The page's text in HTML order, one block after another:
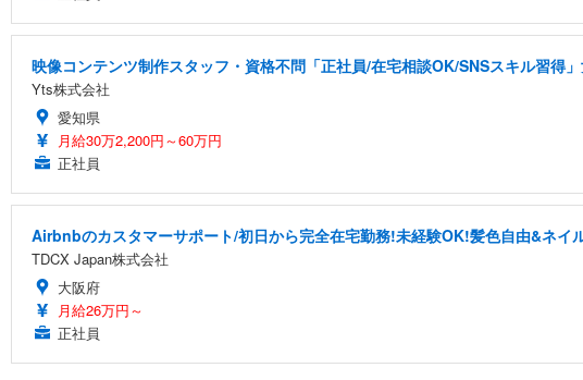
映像コンテンツ制作スタッフ・資格不問「正社員/在宅相談OK/SNSスキル習得
Yts株式会社
愛知県
月給30万2,200円～60万円
正社員
Airbnbのカスタマーサポート/初日から完全在宅勤務!未経験OK!髪色自由&ネイ
TDCX Japan株式会社
大阪府
月給26万円～
正社員